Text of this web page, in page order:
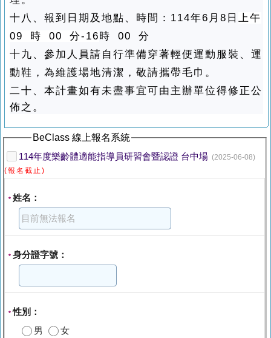
十八、報到日期及地點、時間：114年6月8日 上午
09 時 00 分-16時 00 分
十九、參加人員請自行準備穿著輕便運動服裝、運
動鞋，為維護場地清潔，敬請攜帶毛巾。
二十、 本計畫如有未盡事宜可由主辦單位得修正公
佈之。
BeClass 線上報名系統
114年度樂齡體適能指導員研習會暨認證 台中場 (2025-06-08)
(報名截止)
* 姓名：
* 身分證字號：
*性別：
男
女